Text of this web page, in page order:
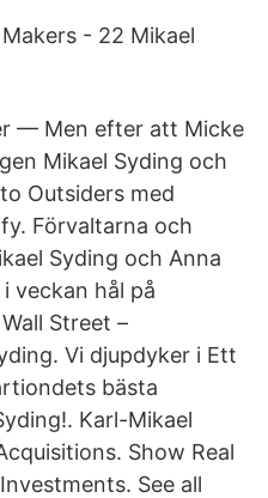
- 22 Mikael
— Men efter att Micke
Mikael Syding och
Outsiders med
Förvaltarna och
Syding och Anna
veckan hål på
Street –
Vi djupdyker i Ett
bästa
Karl-Mikael
Show Real
See all